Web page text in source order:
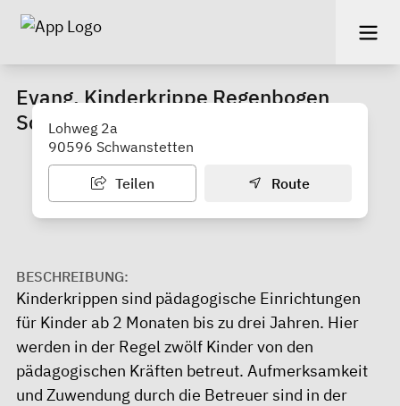
Evang. Kinderkrippe Regenbogen
Schwand
Lohweg 2a
90596 Schwanstetten
Teilen Route
BESCHREIBUNG:
Kinderkrippen sind pädagogische Einrichtungen
für Kinder ab 2 Monaten bis zu drei Jahren. Hier
werden in der Regel zwölf Kinder von den
pädagogischen Kräften betreut. Aufmerksamkeit
und Zuwendung durch die Betreuer sind in der